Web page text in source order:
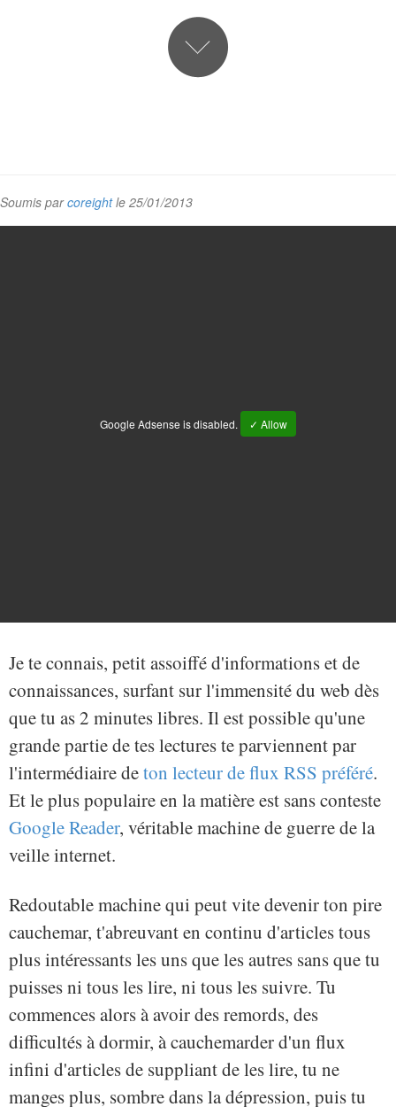
Soumis parcoreightle 25/01/2013
Google Adsense is disabled. ✓ Allow
Je te connais, petit assoiffé d'informations et de
connaissances, surfant sur l'immensité du web dès
que tu as 2 minutes libres. Il est possible qu'une
grande partie de tes lectures te parviennent par
l'intermédiaire deton lecteur de flux RSS préféré.
Et le plus populaire en la matière est sans conteste
Google Reader, véritable machine de guerre de la
veille internet.
Redoutable machine qui peut vite devenir ton pire
cauchemar, t'abreuvant en continu d'articles tous
plus intéressants les uns que les autres sans que tu
puisses ni tous les lire, ni tous les suivre. Tu
commences alors à avoir des remords, des
difficultés à dormir, à cauchemarder d'un flux
infini d'articles de suppliant de les lire, tu ne
manges plus, sombre dans la dépression, puis tu